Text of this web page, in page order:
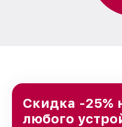
Скидка -25%
любого